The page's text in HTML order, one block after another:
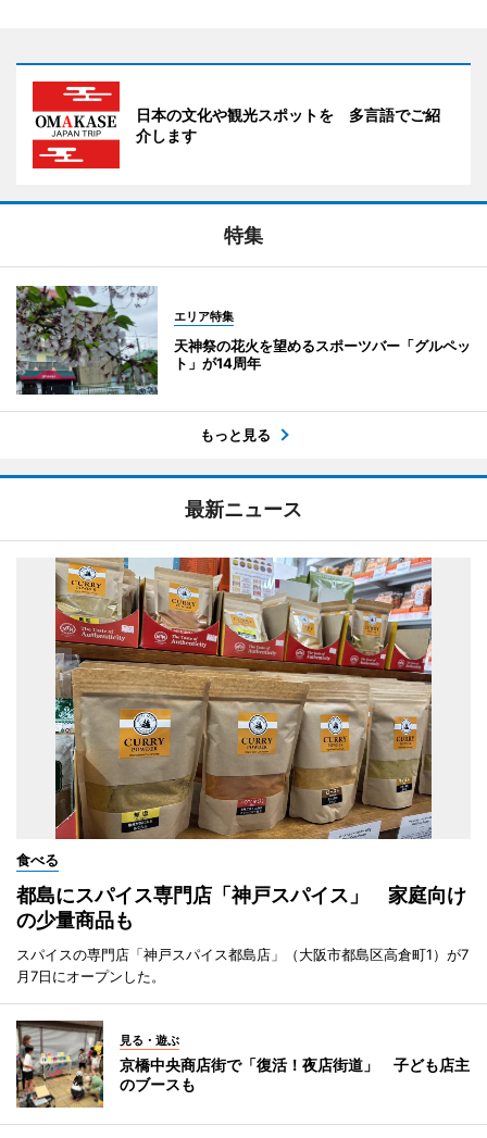
日本の文化や観光スポットを 多言語でご紹
介します
特集
エリア特集
天神祭の花火を望めるスポーツバー「グルペッ
ト」が14周年
もっと見る
最新ニュース
食べる
都島にスパイス専門店「神戸スパイス」 家庭向け
の少量商品も
スパイスの専門店「神戸スパイス都島店」（大阪市都島区高倉町1）が7
月7日にオープンした。
見る・遊ぶ
京橋中央商店街で「復活！夜店街道」 子ども店主
のブースも